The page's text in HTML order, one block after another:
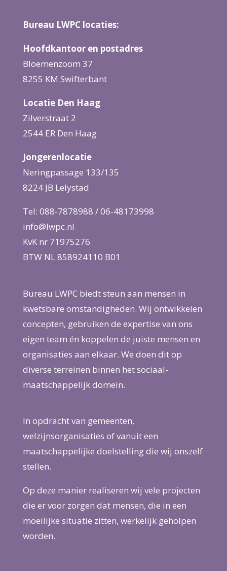
Bureau LWPC locaties:
Hoofdkantoor en postadres
Bloemenzoom 37
8255 KM Swifterbant
Locatie Den Haag
Zilverstraat 2
2544 ER Den Haag
Jongerenlocatie
Neringpassage 133/135
8224 JB Lelystad
Tel: 088-7878988 / 06-48173998
info@lwpc.nl
KvK nr 71975276
BTW NL 858924110 B01
Bureau LWPC biedt steun aan mensen in
kwetsbare omstandigheden. Wij ontwikkelen
concepten, gebruiken de expertise van ons
eigen team én koppelen de juiste mensen en
organisaties aan elkaar. We doen dit op
diverse terreinen binnen het sociaal-
maatschappelijk domein.
In opdracht van gemeenten,
welzijnsorganisaties of vanuit een
maatschappelijke doelstelling die wij onszelf
stellen.
Op deze manier realiseren wij vele projecten
die er voor zorgen dat mensen, die in een
moeilijke situatie zitten, werkelijk geholpen
worden.